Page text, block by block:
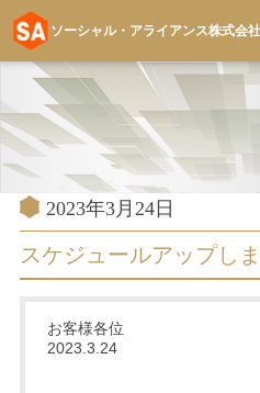
テ
ン
ソーシャル・アライアンス株式会社
投
稿
2023年3月24日
スケジュールアップしま
お客様
2023.3.24